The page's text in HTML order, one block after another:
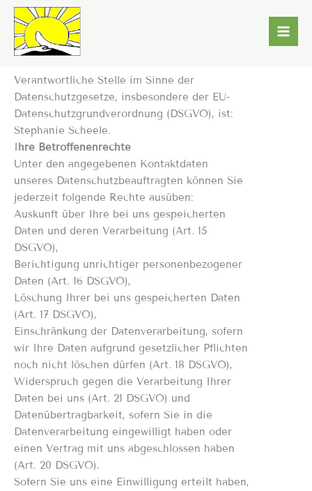
Zum
Inhalt
springen
Datenschutzerklärung
Verantwortliche Stelle im Sinne der
Datenschutzgesetze, insbesondere der EU-
Datenschutzgrundverordnung (DSGVO), ist:
Stephanie Scheele.
Ihre Betroffenenrechte
Unter den angegebenen Kontaktdaten
unseres Datenschutzbeauftragten können Sie
jederzeit folgende Rechte ausüben:
Auskunft über Ihre bei uns gespeicherten
Daten und deren Verarbeitung (Art. 15
DSGVO),
Berichtigung unrichtiger personenbezogener
Daten (Art. 16 DSGVO),
Löschung Ihrer bei uns gespeicherten Daten
(Art. 17 DSGVO),
Einschränkung der Datenverarbeitung, sofern
wir Ihre Daten aufgrund gesetzlicher Pflichten
noch nicht löschen dürfen (Art. 18 DSGVO),
Widerspruch gegen die Verarbeitung Ihrer
Daten bei uns (Art. 21 DSGVO) und
Datenübertragbarkeit, sofern Sie in die
Datenverarbeitung eingewilligt haben oder
einen Vertrag mit uns abgeschlossen haben
(Art. 20 DSGVO).
Sofern Sie uns eine Einwilligung erteilt haben,